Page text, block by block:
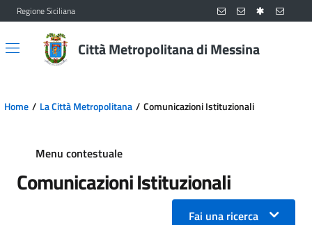
Vai al contenuto principale
Vai al menu principale
Regione Siciliana
Città Metropolitana di Messina
Home La Città Metropolitana Comunicazioni Istituzionali
Menu contestuale
Comunicazioni Istituzionali
Fai una ricerca